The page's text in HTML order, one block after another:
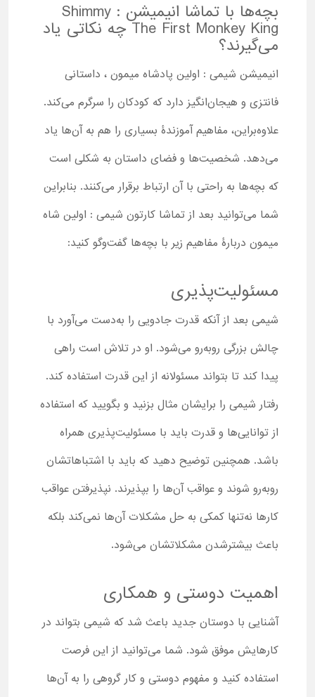
بچه‌ها با تماشا انیمیشن Shimmy :
The First Monkey King چه نکاتی یاد
می‌گیرند؟
انیمیشن شیمی : اولین پادشاه میمون ، داستانی
فانتزی و هیجان‌انگیز دارد که کودکان را سرگرم می‌کند.
علاوه‌براین، مفاهیم آموزندۀ بسیاری را هم به آن‌ها یاد
می‌دهد. شخصیت‌ها و فضای داستان به شکلی است
که بچه‌ها به راحتی با آن ارتباط برقرار می‌کنند. بنابراین
شما می‌توانید بعد از تماشا کارتون شیمی : اولین شاه
میمون دربارۀ مفاهیم زیر با بچه‌ها گفت‌وگو کنید:
مسئولیت‌پذیری
شیمی بعد از آنکه قدرت جادویی را به‌دست می‌‌آورد با
چالش‌ بزرگی روبه‌رو می‌شود. او در تلاش است راهی
پیدا کند تا بتواند مسئولانه از این قدرت استفاده کند.
رفتار شیمی را برایشان مثال بزنید و بگویید که استفاده
از توانایی‌ها و قدرت باید با مسئولیت‌پذیری همراه
باشد. همچنین توضیح دهید که باید با اشتباهاتشان
روبه‌رو شوند و عواقب آن‌ها را بپذیرند. نپذیرفتن عواقب
کارها نه‌تنها کمکی به حل مشکلات آن‌ها نمی‌کند بلکه
باعث بیشترشدن مشکلاتشان می‌شود.
اهمیت دوستی و همکاری
آشنایی با دوستان جدید باعث شد که شیمی بتواند در
کارهایش موفق شود. شما می‌توانید از این فرصت
استفاده کنید و مفهوم دوستی و کار گروهی را به آن‌ها